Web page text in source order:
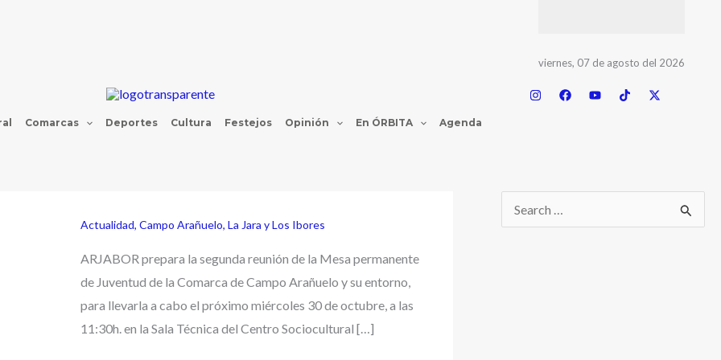
viernes, 07 de agosto del 2026
Comarcas Deportes Cultura Festejos Opinión En ÓRBITA Agenda
Actualidad, Campo Arañuelo, La Jara y Los Ibores
ARJABOR prepara la segunda reunión de la Mesa permanente
de Juventud de la Comarca de Campo Arañuelo y su entorno,
para llevarla a cabo el próximo miércoles 30 de octubre, a las
11:30h. en la Sala Técnica del Centro Sociocultural […]